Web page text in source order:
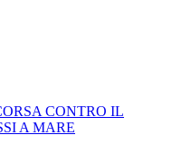
CONTRO IL
A MARE